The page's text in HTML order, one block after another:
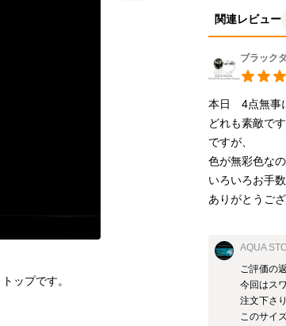
関連レビュー
ブラック
本日　4点無事
どれも素敵で
ですが、
色が無彩色な
いろいろお手
ありがとうござ
AQUA
ご評価の
今回はス
注文下さ
このサイ